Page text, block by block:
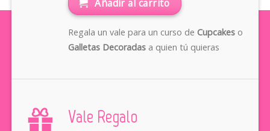
Añadir al carrito
Regala un vale para un curso de Cupcakeso
Galletas Decoradasa quien tú quieras
Vale Regalo